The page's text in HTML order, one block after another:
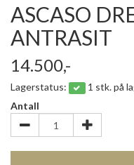
ASCASO
ANTRASIT
14.500,-
Lagerstatus:
1 stk. på
Antall